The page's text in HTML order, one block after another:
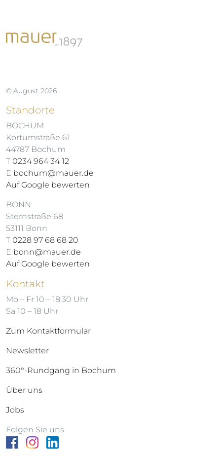
© August 2026
Standorte
BOCHUM
Kortumstraße 61
44787 Bochum
T 0234 964 34 12
E bochum@mauer.de
Auf Google bewerten
BONN
Sternstraße 68
53111 Bonn
T 0228 97 68 68 20
E bonn@mauer.de
Auf Google bewerten
Kontakt
Mo – Fr 10 – 18:30 Uhr
Sa 10 – 18 Uhr
Zum Kontaktformular
Newsletter
360°-Rundgang in Bochum
Über uns
Jobs
Folgen Sie uns